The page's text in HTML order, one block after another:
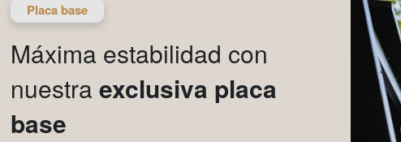
Placa base
Máxima estabilidad con
nuestra exclusiva placa
base